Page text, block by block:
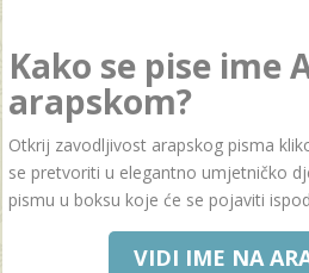
Kako se pise ime
arapskom?
Otkrij zavodljivost arapskog pisma
se pretvoriti u elegantno umjetničko
pismu u boksu koje će se pojaviti
VIDI IME NA